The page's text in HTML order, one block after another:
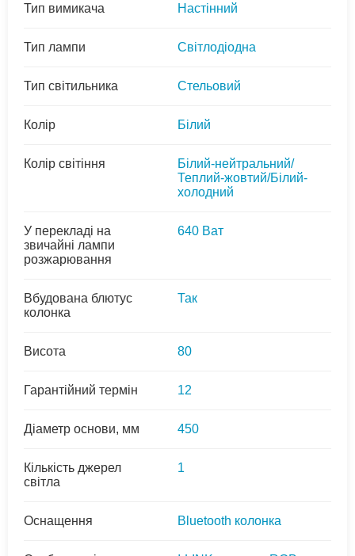
Тип вимикача Настінний
Тип лампи Світлодіодна
Тип світильника Стельовий
Колір Білий
Колір світіння
Білий-нейтральний/
Теплий-жовтий/Білий-
холодний
У перекладі на
звичайні лампи
розжарювання
640 Ват
Вбудована блютус
колонка
Так
Висота 80
Гарантійний термін 12
Діаметр основи, мм 450
Кількість джерел
світла
1
Оснащення Bluetooth колонка